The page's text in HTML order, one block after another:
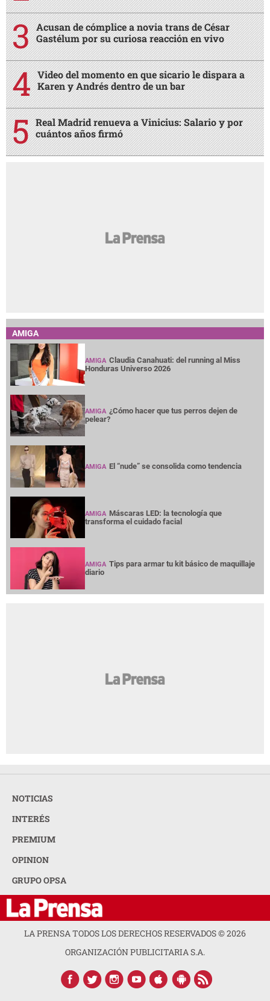
Acusan de cómplice a novia trans de César
Gastélum por su curiosa reacción en vivo
Video del momento en que sicario le dispara a
Karen y Andrés dentro de un bar
Real Madrid renueva a Vinicius: Salario y por
cuántos años firmó
AMIGA
AMIGA Claudia Canahuati: del running al Miss
Honduras Universo 2026
AMIGA ¿Cómo hacer que tus perros dejen de
pelear?
AMIGA El “nude” se consolida como tendencia
AMIGA Máscaras LED: la tecnología que
transforma el cuidado facial
AMIGA Tips para armar tu kit básico de maquillaje
diario
NOTICIAS
INTERÉS
PREMIUM
OPINION
GRUPO OPSA
LA PRENSA TODOS LOS DERECHOS RESERVADOS ©2026
ORGANIZACIÓN PUBLICITARIA S.A.